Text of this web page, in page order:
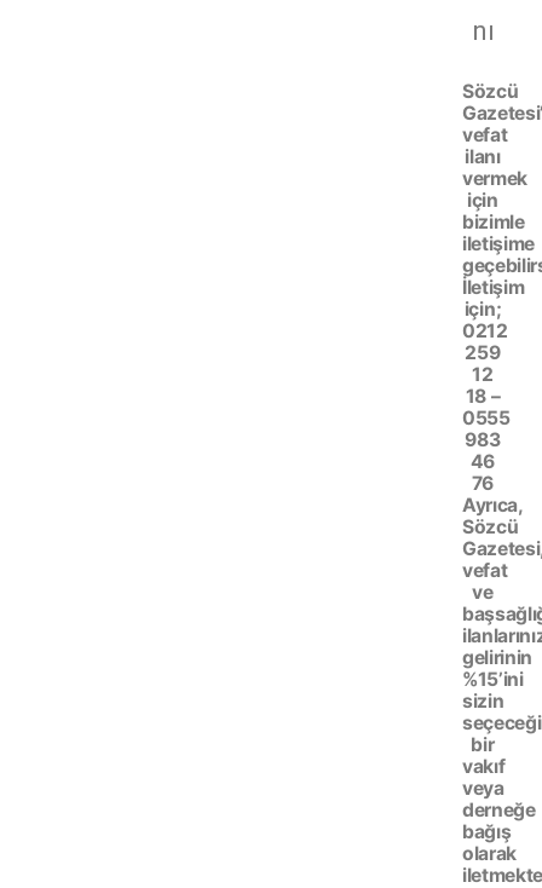
nı
Sözcü
vefat
ilanı
vermek
için
bizimle
iletişime
İletişim
için;
0212
259
12
18 –
0555
983
46
76
Ayrıca,
Sözcü
vefat
ve
gelirinin
%15’ini
sizin
bir
vakıf
veya
derneğe
bağış
olarak